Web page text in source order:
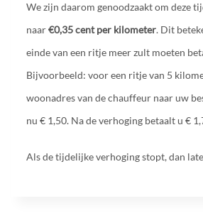
We zijn daarom genoodzaakt om deze
naar€0,35 cent per kilometer. Dit
einde van een ritje meer zult moeten
Bijvoorbeeld: voor een ritje van 5
woonadres van de chauffeur naar uw
nu € 1,50. Na de verhoging betaalt u €
Als de tijdelijke verhoging stopt, dan